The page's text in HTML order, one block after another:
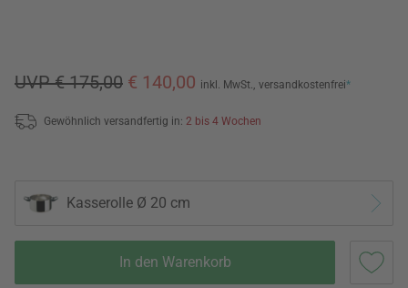
UVP € 175,00 € 140,00 inkl. MwSt., versandkostenfrei*
Gewöhnlich versandfertig in: 2 bis 4 Wochen
Kasserolle Ø 20 cm
In den Warenkorb